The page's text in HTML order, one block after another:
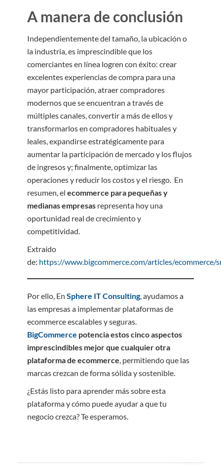
A manera de conclusión
Independientemente del tamaño, la ubicación o
la industria, es imprescindible que los
comerciantes en línea logren con éxito: crear
excelentes experiencias de compra para una
mayor participación, atraer compradores
modernos que se encuentran a través de
múltiples canales, convertir a más de ellos y
transformarlos en compradores habituales y
leales, expandirse estratégicamente para
aumentar la participación de mercado y los flujos
de ingresos y; finalmente, optimizar las
operaciones y reducir los costos y el riesgo. En
resumen, el ecommerce para pequeñas y
medianas empresas representa hoy una
oportunidad real de crecimiento y
competitividad.
Extraído
de: https://www.bigcommerce.com/articles/ecommerce/
Por ello, En Sphere IT Consulting, ayudamos a
las empresas a implementar plataformas de
ecommerce escalables y seguras.
BigCommerce potencia estos cinco aspectos
imprescindibles mejor que cualquier otra
plataforma de ecommerce, permitiendo que las
marcas crezcan de forma sólida y sostenible.
¿Estás listo para aprender más sobre esta
plataforma y cómo puede ayudar a que tu
negocio crezca? Te esperamos.